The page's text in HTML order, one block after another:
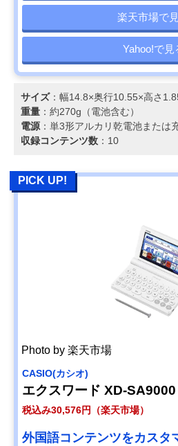
楽天市場で
Yahoo!で見
サイズ：幅14.8×奥行10.55×高さ
重量 ：約270g（電池含む）
電源 ：単3形アルカリ乾電池または
収録コンテンツ数 ：10
PICK UP!
Photo by 楽天市場
CASIO(カシオ)
エクスワード XD-SA9000
税込み30,576円（楽天市場）
外国語コンテンツをカスタ